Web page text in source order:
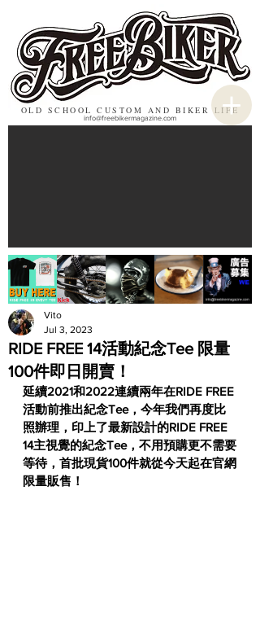
OLD SCHOOL CUSTOM AND BIKER LIFE
info@freebikermagazine.com
RIDE FREE 14活動紀念Tee 限量
100件即日開賣！
Vito
Jul 3, 2023
延續2021和2022連續兩年在RIDE FREE
活動前推出紀念Tee，今年我們再度比
照辦理，印上了最新設計的RIDE FREE
14主視覺的紀念Tee，不用預購更不需要
等待，首批現貨100件就從今天起在官網
限量販售！